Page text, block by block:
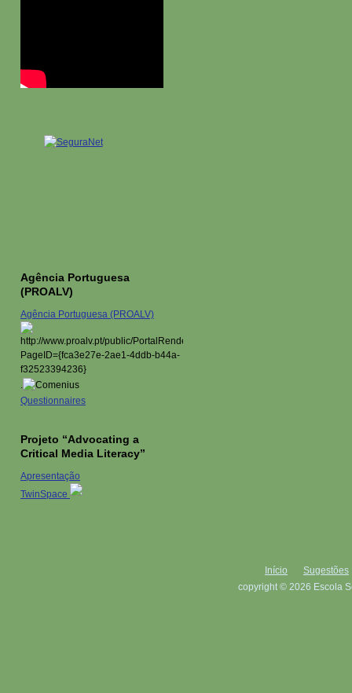
Agência Portuguesa
(PROALV)
Agência Portuguesa (PROALV)
.
Questionnaires
Projeto “Advocating a
Critical Media Literacy”
Apresentação
TwinSpace
Início
Sugestões
copyright © 2026 Escola